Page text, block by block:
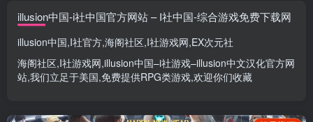
illusion中国-i社中国官方网站 – I社中国-综合游戏免费下载网
illusion中国,I社官方,海阁社区,I社游戏网,EX次元社
海阁社区,I社游戏网,illusion中国–i社游戏–illusion中文汉化官方网
站,我们立足于美国,免费提供RPG类游戏,欢迎你们收藏